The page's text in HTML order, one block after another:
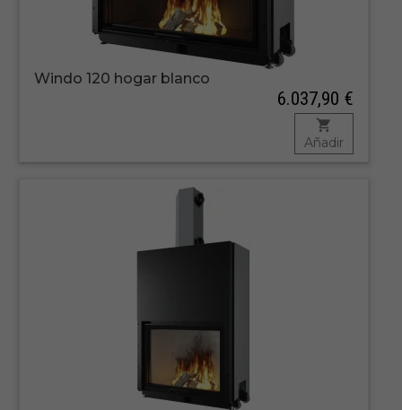
Windo 120 hogar blanco
6.037,90 €
Añadir